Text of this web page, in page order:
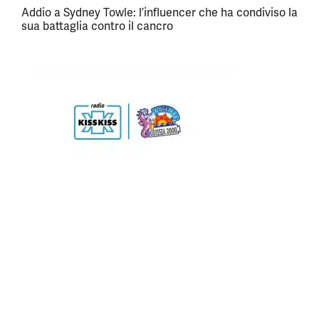
Addio a Sydney Towle: l’influencer che ha condiviso la
sua battaglia contro il cancro